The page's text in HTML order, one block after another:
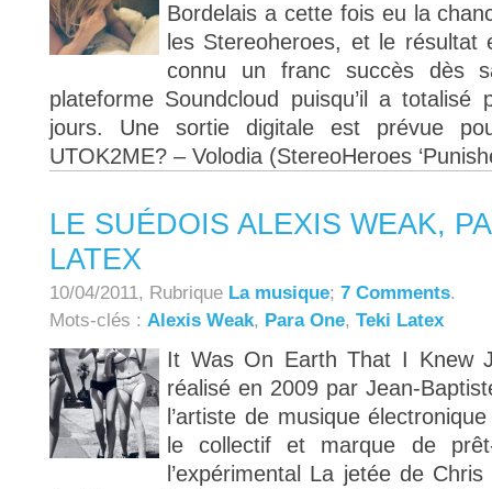
Bordelais a cette fois eu la
les Stereoheroes, et le
connu un franc succès dès
plateforme Soundcloud puisqu’il a
jours. Une sortie digitale est prévue
UTOK2ME? – Volodia (StereoHeroes
LE SUÉDOIS ALEXIS WEAK,
LATEX
10/04/2011, Rubrique La musique; 7 Comments.
Mots-clés : Alexis Weak, Para One, Teki Latex
It Was On Earth That I Knew
réalisé en 2009 par Jean-
l’artiste de musique
le collectif et marque de
l’expérimental La jetée de